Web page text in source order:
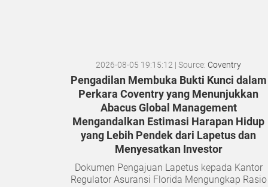
2026-08-05 19:15:12 | Source: Coventry
Pengadilan Membuka Bukti Kunci dalam
Perkara Coventry yang Menunjukkan
Abacus Global Management
Mengandalkan Estimasi Harapan Hidup
yang Lebih Pendek dari Lapetus dan
Menyesatkan Investor
Dokumen Pengajuan Lapetus kepada Kantor
Regulator Asuransi Florida Mengungkap Rasio